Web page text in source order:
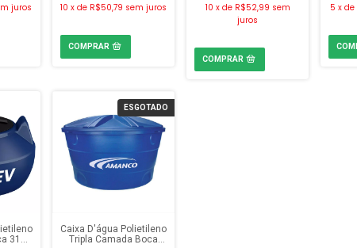
juros 10 x de R$50,79 sem juros 10 x de R$52,99 sem
juros
5 x de
310
ESGOTADO
Caixa D'água Polietileno
Tripla Camada Boca